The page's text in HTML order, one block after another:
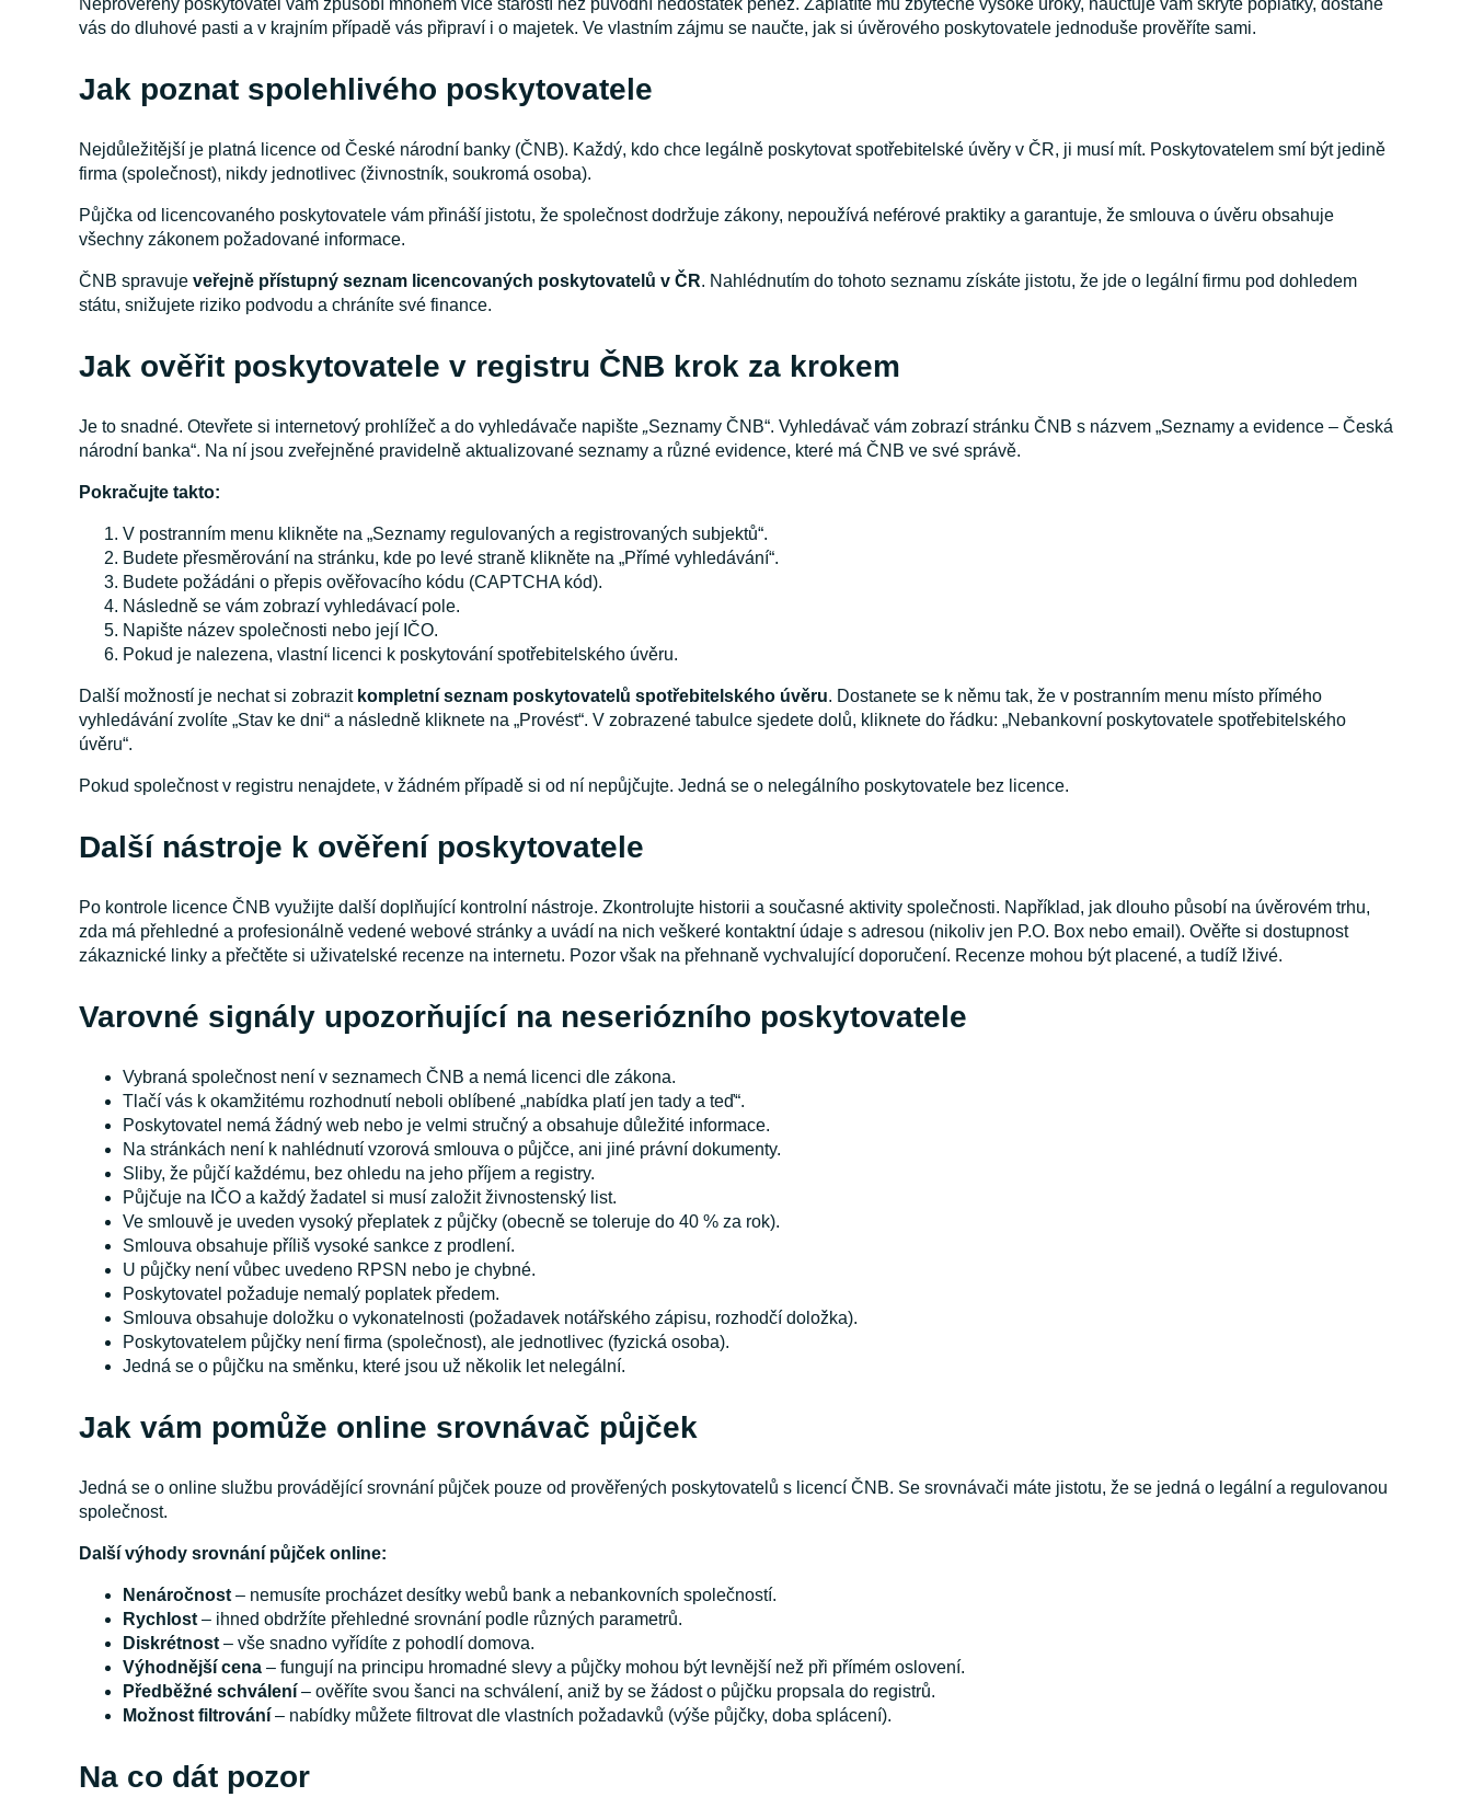
Neprověřený poskytovatel vám způsobí mnohem více starostí než původní nedostatek peněz. Zaplatíte mu zbytečně vysoké úroky, naúčtuje vám skryté poplatky, dostane
vás do dluhové pasti a v krajním případě vás připraví i o majetek. Ve vlastním zájmu se naučte, jak si úvěrového poskytovatele jednoduše prověříte sami.
Jak poznat spolehlivého poskytovatele
Nejdůležitější je platná licence od České národní banky (ČNB). Každý, kdo chce legálně poskytovat spotřebitelské úvěry v ČR, ji musí mít. Poskytovatelem smí být jedině
firma (společnost), nikdy jednotlivec (živnostník, soukromá osoba).
Půjčka od licencovaného poskytovatele vám přináší jistotu, že společnost dodržuje zákony, nepoužívá neférové praktiky a garantuje, že smlouva o úvěru obsahuje
všechny zákonem požadované informace.
ČNB spravuje veřejně přístupný seznam licencovaných poskytovatelů v ČR. Nahlédnutím do tohoto seznamu získáte jistotu, že jde o legální firmu pod dohledem
státu, snižujete riziko podvodu a chráníte své finance.
Jak ověřit poskytovatele v registru ČNB krok za krokem
Je to snadné. Otevřete si internetový prohlížeč a do vyhledávače napište „Seznamy ČNB“. Vyhledávač vám zobrazí stránku ČNB s názvem „Seznamy a evidence – Česká
národní banka“. Na ní jsou zveřejněné pravidelně aktualizované seznamy a různé evidence, které má ČNB ve své správě.
Pokračujte takto:
V postranním menu klikněte na „Seznamy regulovaných a registrovaných subjektů“.
Budete přesměrování na stránku, kde po levé straně klikněte na „Přímé vyhledávání“.
Budete požádáni o přepis ověřovacího kódu (CAPTCHA kód).
Následně se vám zobrazí vyhledávací pole.
Napište název společnosti nebo její IČO.
Pokud je nalezena, vlastní licenci k poskytování spotřebitelského úvěru.
Další možností je nechat si zobrazit kompletní seznam poskytovatelů spotřebitelského úvěru. Dostanete se k němu tak, že v postranním menu místo přímého
vyhledávání zvolíte „Stav ke dni“ a následně kliknete na „Provést“. V zobrazené tabulce sjedete dolů, kliknete do řádku: „Nebankovní poskytovatele spotřebitelského
úvěru“.
Pokud společnost v registru nenajdete, v žádném případě si od ní nepůjčujte. Jedná se o nelegálního poskytovatele bez licence.
Další nástroje k ověření poskytovatele
Po kontrole licence ČNB využijte další doplňující kontrolní nástroje. Zkontrolujte historii a současné aktivity společnosti. Například, jak dlouho působí na úvěrovém trhu,
zda má přehledné a profesionálně vedené webové stránky a uvádí na nich veškeré kontaktní údaje s adresou (nikoliv jen P.O. Box nebo email). Ověřte si dostupnost
zákaznické linky a přečtěte si uživatelské recenze na internetu. Pozor však na přehnaně vychvalující doporučení. Recenze mohou být placené, a tudíž lživé.
Varovné signály upozorňující na neseriózního poskytovatele
Vybraná společnost není v seznamech ČNB a nemá licenci dle zákona.
Tlačí vás k okamžitému rozhodnutí neboli oblíbené „nabídka platí jen tady a teď“.
Poskytovatel nemá žádný web nebo je velmi stručný a obsahuje důležité informace.
Na stránkách není k nahlédnutí vzorová smlouva o půjčce, ani jiné právní dokumenty.
Sliby, že půjčí každému, bez ohledu na jeho příjem a registry.
Půjčuje na IČO a každý žadatel si musí založit živnostenský list.
Ve smlouvě je uveden vysoký přeplatek z půjčky (obecně se toleruje do 40 % za rok).
Smlouva obsahuje příliš vysoké sankce z prodlení.
U půjčky není vůbec uvedeno RPSN nebo je chybné.
Poskytovatel požaduje nemalý poplatek předem.
Smlouva obsahuje doložku o vykonatelnosti (požadavek notářského zápisu, rozhodčí doložka).
Poskytovatelem půjčky není firma (společnost), ale jednotlivec (fyzická osoba).
Jedná se o půjčku na směnku, které jsou už několik let nelegální.
Jak vám pomůže online srovnávač půjček
Jedná se o online službu provádějící srovnání půjček pouze od prověřených poskytovatelů s licencí ČNB. Se srovnávači máte jistotu, že se jedná o legální a regulovanou
společnost.
Další výhody srovnání půjček online:
Nenáročnost – nemusíte procházet desítky webů bank a nebankovních společností.
Rychlost – ihned obdržíte přehledné srovnání podle různých parametrů.
Diskrétnost – vše snadno vyřídíte z pohodlí domova.
Výhodnější cena – fungují na principu hromadné slevy a půjčky mohou být levnější než při přímém oslovení.
Předběžné schválení – ověříte svou šanci na schválení, aniž by se žádost o půjčku propsala do registrů.
Možnost filtrování – nabídky můžete filtrovat dle vlastních požadavků (výše půjčky, doba splácení).
Na co dát pozor